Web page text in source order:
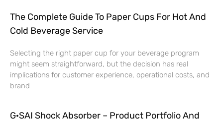
The Complete Guide To Paper Cups For Hot And
Cold Beverage Service
Selecting the right paper cup for your beverage program
might seem straightforward, but the decision has real
implications for customer experience, operational costs, and
brand
G·SAI Shock Absorber – Product Portfolio And